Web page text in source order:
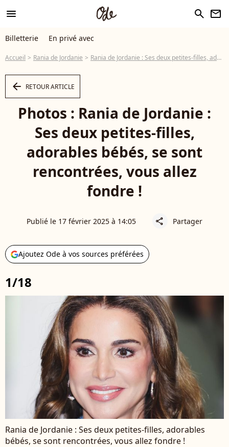
menu search newsletter
Billetterie En privé avec
Accueil Rania de Jordanie Rania de Jordanie : Ses deux petites-filles, adorables bébés, se sont rencontrées, vous allez fondre !
arrow_left RETOUR ARTICLE
Photos : Rania de Jordanie :
Ses deux petites-filles,
adorables bébés, se sont
rencontrées, vous allez
fondre !
Publié le 17 février 2025 à 14:05 share Partager
Ajoutez Ode à vos sources préférées
1/18
Rania de Jordanie : Ses deux petites-filles, adorables
bébés, se sont rencontrées, vous allez fondre !